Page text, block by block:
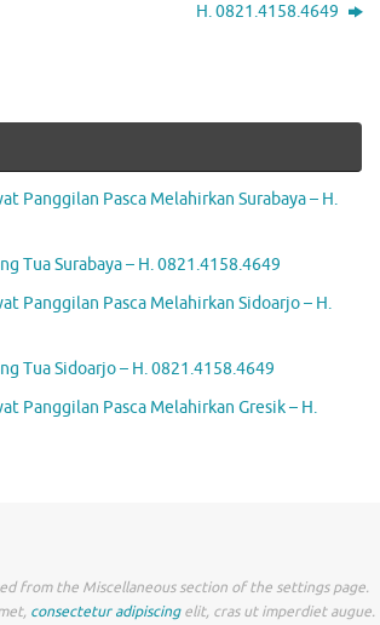
H. 0821.4158.4649
Panggilan Pasca Melahirkan Surabaya – H.
Tua Surabaya – H. 0821.4158.4649
Panggilan Pasca Melahirkan Sidoarjo – H.
Tua Sidoarjo – H. 0821.4158.4649
Panggilan Pasca Melahirkan Gresik – H.
from the Miscellaneous section of the settings page.
consectetur adipiscingelit, cras ut imperdiet augue.